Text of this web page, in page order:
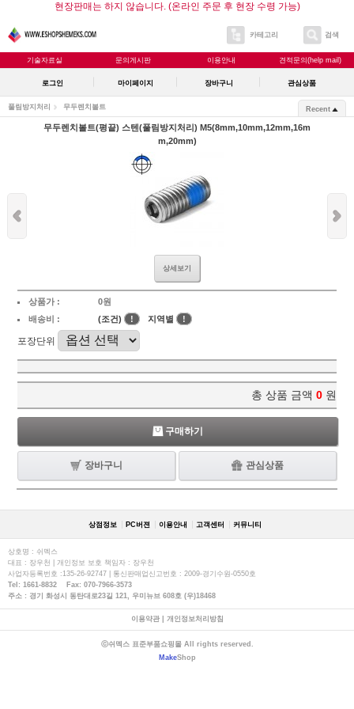
현장판매는 하지 않습니다. (온라인 주문 후 현장 수령 가능)
카테고리 검색
기술자료실 문의게시판 이용안내 견적문의(help mail)
로그인 마이페이지 장바구니 관심상품
풀림방지처리 무두렌치볼트 Recent
무두렌치볼트(평끝) 스텐(풀림방지처리) M5(8mm,10mm,12mm,16m
m,20mm)
상세보기
상품가 :
0원
배송비 :
(조건) ! 지역별 !
포장단위
총 상품 금액 0 원
구매하기
장바구니 관심상품
상점정보 PC버젼 이용안내 고객센터 커뮤니티
상호명 : 쉬멕스
대표 : 장우천 | 개인정보 보호 책임자 : 장우천
사업자등록번호 :135-26-92747 | 통신판매업신고번호 : 2009-경기수원-0550호
Tel: 1661-8832 Fax: 070-7966-3573
주소 : 경기 화성시 동탄대로23길 121, 우미뉴브 608호 (우)18468
이용약관| 개인정보처리방침
ⓒ쉬멕스 표준부품쇼핑몰 All rights reserved.
MakeShop